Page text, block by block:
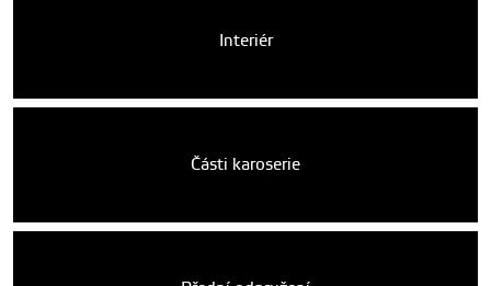
Interiér
Části karoserie